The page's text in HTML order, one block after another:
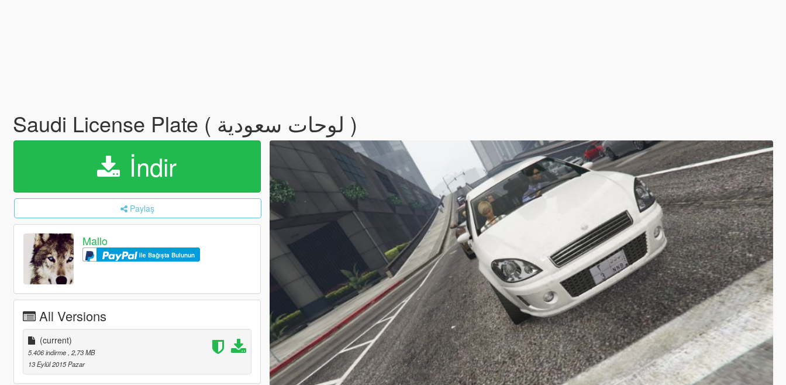
Saudi License Plate ( لوحات سعودية )
İndir
Paylaş
Mallo
ile Bağışta Bulunun
All Versions
(current)
5.406 indirme , 2,73 MB
13 Eylül 2015 Pazar